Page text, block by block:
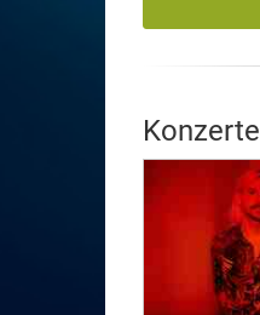
Konzerte